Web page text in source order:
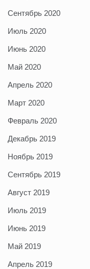
Сентябрь 2020
Июль 2020
Июнь 2020
Май 2020
Апрель 2020
Март 2020
Февраль 2020
Декабрь 2019
Ноябрь 2019
Сентябрь 2019
Август 2019
Июль 2019
Июнь 2019
Май 2019
Апрель 2019